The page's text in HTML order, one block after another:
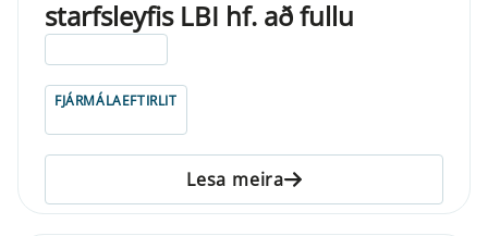
starfsleyfis LBI hf. að fullu
FJÁRMÁLAEFTIRLIT
Lesa meira